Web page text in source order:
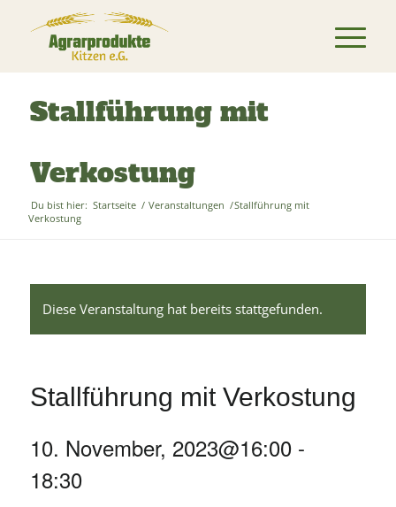
Stallführung mit
Verkostung
Du bist hier: Startseite / Veranstaltungen /Stallführung mit
Verkostung
Diese Veranstaltung hat bereits stattgefunden.
Stallführung mit Verkostung
10. November, 2023@16:00-
18:30